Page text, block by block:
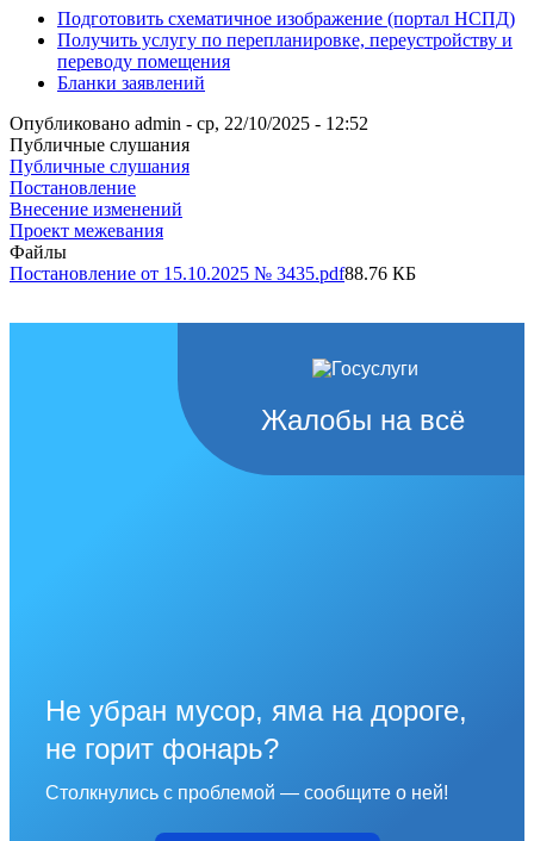
Подготовить схематичное изображение (портал НСПД)
Получить услугу по перепланировке, переустройству и
переводу помещения
Бланки заявлений
Опубликовано admin - ср, 22/10/2025 - 12:52
Публичные слушания
Публичные слушания
Постановление
Внесение изменений
Проект межевания
Файлы
Постановление от 15.10.2025 № 3435.pdf88.76 КБ
Жалобы на всё
Не убран мусор, яма на дороге,
не горит фонарь?
Столкнулись с проблемой — сообщите о ней!